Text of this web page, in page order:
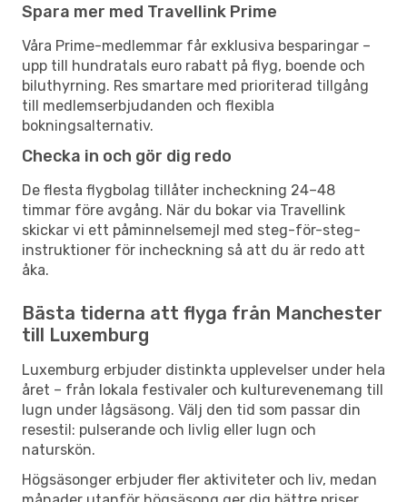
Spara mer med Travellink Prime
Våra Prime-medlemmar får exklusiva besparingar –
upp till hundratals euro rabatt på flyg, boende och
biluthyrning. Res smartare med prioriterad tillgång
till medlemserbjudanden och flexibla
bokningsalternativ.
Checka in och gör dig redo
De flesta flygbolag tillåter incheckning 24–48
timmar före avgång. När du bokar via Travellink
skickar vi ett påminnelsemejl med steg-för-steg-
instruktioner för incheckning så att du är redo att
åka.
Bästa tiderna att flyga från Manchester
till Luxemburg
Luxemburg erbjuder distinkta upplevelser under hela
året – från lokala festivaler och kulturevenemang till
lugn under lågsäsong. Välj den tid som passar din
resestil: pulserande och livlig eller lugn och
naturskön.
Högsäsonger erbjuder fler aktiviteter och liv, medan